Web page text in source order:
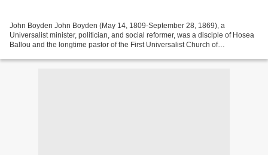
John Boyden John Boyden (May 14, 1809-September 28, 1869), a
Universalist minister, politician, and social reformer, was a disciple of Hosea
Ballou and the longtime pastor of the First Universalist Church of